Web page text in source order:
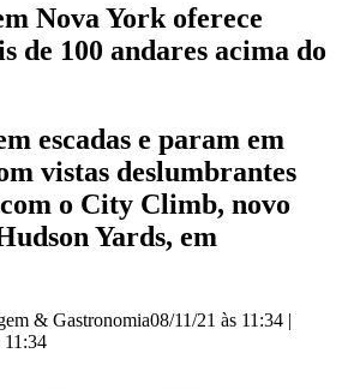
Nova York oferece
de 100 andares acima do
escadas e param em
vistas deslumbrantes
o City Climb, novo
Yards, em
& Gastronomia08/11/21 às 11:34 |
11:34